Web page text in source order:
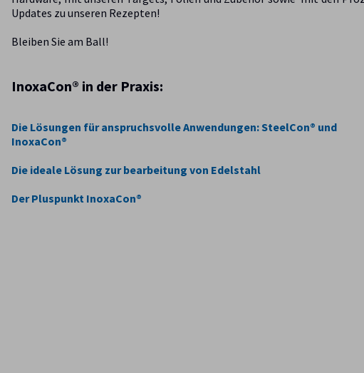
Updates zu unseren Rezepten!
Bleiben Sie am Ball!
InoxaCon® in der Praxis:
Die Lösungen für anspruchsvolle Anwendungen: SteelCon® und
InoxaCon®
Die ideale Lösung zur bearbeitung von Edelstahl
Der Pluspunkt InoxaCon®